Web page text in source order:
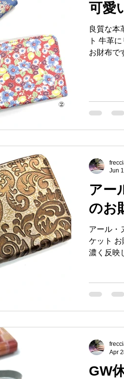
可愛
良質な本
ト 牛革
お財布で
アー
のお
アール・
ケット
濃く反映
ーカー #
Jun
GW
Apr